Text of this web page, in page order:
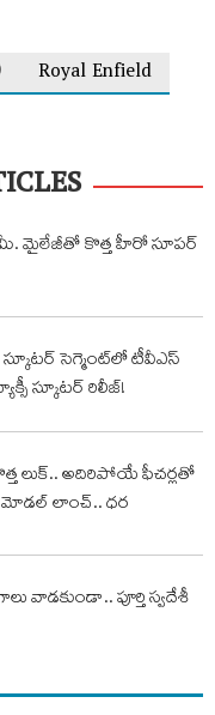
Royal Enfield
మైలేజీతో కొత్త హీరో సూపర్
స్కూటర్ సెగ్మెంట్‌‌లో టీవీఎస్
స్కూటర్ రిలీజ్!
లుక్.. అదిరిపోయే ఫీచర్లతో
మోడల్ లాంచ్.. ధర
వాడకుండా.. పూర్తి స్వదేశీ